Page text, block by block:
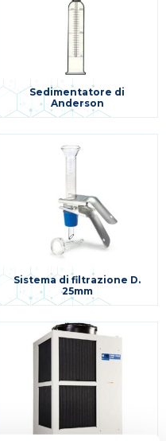
Sedimentatore di
Anderson
Sistema di filtrazione D.
25mm